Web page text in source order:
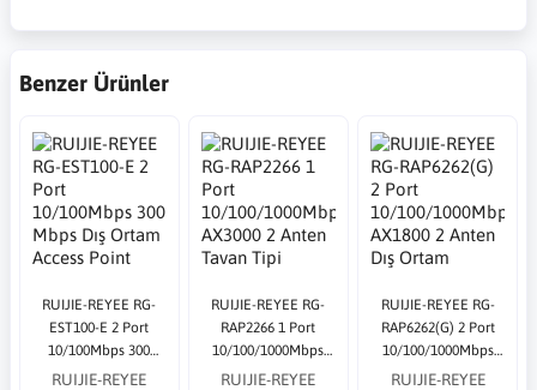
Benzer Ürünler
RUIJIE-REYEE RG-
EST100-E 2 Port
10/100Mbps 300
Mbps Dış Ortam
RUIJIE-REYEE
RUIJIE-REYEE RG-
RAP2266 1 Port
10/100/1000Mbps
AX3000 2 Anten
RUIJIE-REYEE
RUIJIE-REYEE RG-
RAP6262(G) 2 Port
10/100/1000Mbps
AX1800 2 Anten Dış
RUIJIE-REYEE